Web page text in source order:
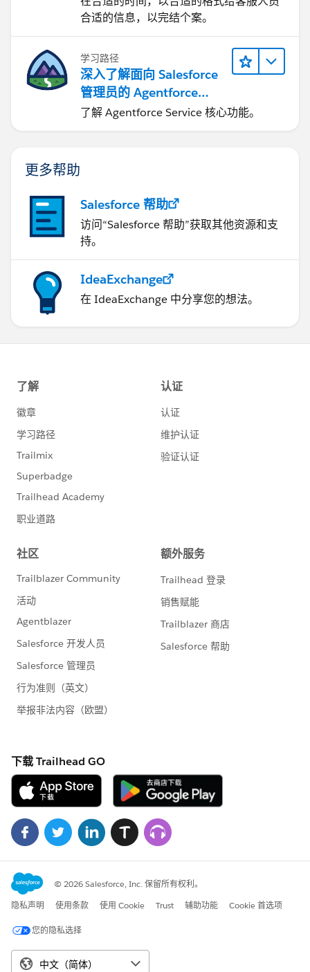
合适的信息，以完结个案。
学习路径
深入了解面向 Salesforce
管理员的 Agentforce
Service
了解 Agentforce Service 核心功能。
更多帮助
Salesforce 帮助
访问“Salesforce 帮助”获取其他资源和支
持。
IdeaExchange
在 IdeaExchange 中分享您的想法。